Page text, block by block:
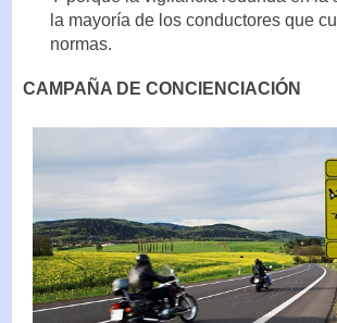
la mayoría de los conductores que
normas.
CAMPAÑA DE CONCIENCIACIÓN